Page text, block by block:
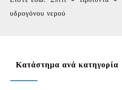
υδρογόνου νερού
Κατάστημα ανά κατηγορία